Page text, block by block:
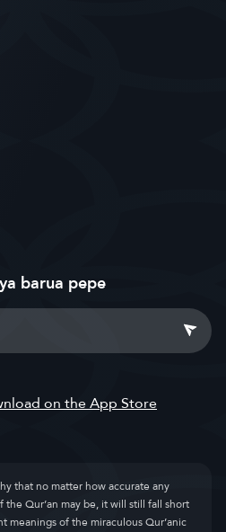
barua pepe
that no matter how accurate any
Qur’an may be, it will still fall short
meanings of the miraculous Qur’anic